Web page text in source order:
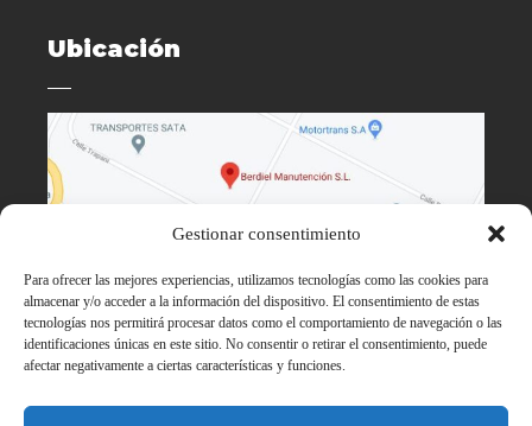
Gestionar consentimiento
Para ofrecer las mejores experiencias, utilizamos tecnologías como las cookies para
almacenar y/o acceder a la información del dispositivo. El consentimiento de estas
tecnologías nos permitirá procesar datos como el comportamiento de navegación o las
identificaciones únicas en este sitio. No consentir o retirar el consentimiento, puede
afectar negativamente a ciertas características y funciones.
Ubicación